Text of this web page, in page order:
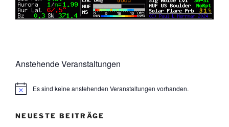
Anstehende Veranstaltungen
Es sind keine anstehenden Veranstaltungen vorhanden.
NEUESTE BEITRÄGE